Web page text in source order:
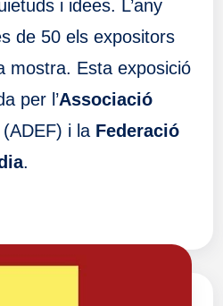
i idees. L’any
de 50 els expositors
mostra. Esta exposició
per l’Associació
i laFederació
.